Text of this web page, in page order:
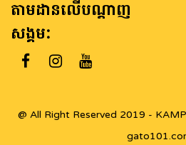
តាមដានលើបណ្តាញ
សង្គម:
@ All Right Reserved 2019 -